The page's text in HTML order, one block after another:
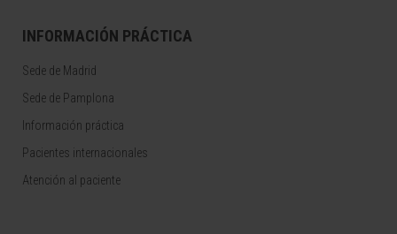
INFORMACIÓN PRÁCTICA
Sede de Madrid
Sede de Pamplona
Información práctica
Pacientes internacionales
Atención al paciente